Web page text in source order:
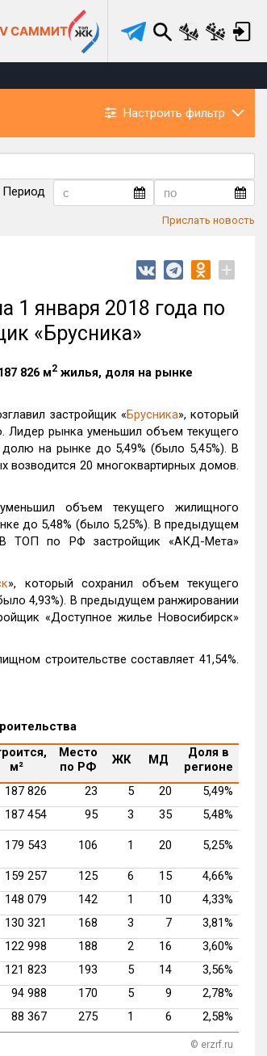
V САММИТ
Настроить фильтр
Период
Прислать новость
+
1 января 2018 года по
«Брусника»
826 м2 жилья, доля на рынке
застройщик «Брусника», который
рынка уменьшил объем текущего
долю на рынке до 5,49% (было 5,45%). В
возводится 20 многоквартирных домов.
объем текущего жилищного
до 5,48% (было 5,25%). В предыдущем
В ТОП по РФ застройщик «АКД-Мета»
», который сохранил объем текущего
4,93%). В предыдущем ранжировании
«Доступное жилье Новосибирск»
строительстве составляет 41,54%.
м²
Место
по РФ
ЖК МД
Доля в
регионе
187 826 23 5 20
5,49%
187 454 95 3 35 5,48%
179 543 106 1 20 5,25%
159 257 125 6 15
4,66%
148 079 142 1 10
4,33%
130 321 168 3 7
3,81%
122 998 188 2 16
3,60%
121 823 193 5 14
3,56%
94 988 170 5 9
2,78%
88 367 275 1 6 2,58%
© erzrf.ru